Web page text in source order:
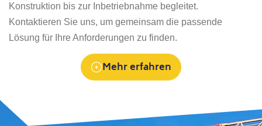
Konstruktion bis zur Inbetriebnahme begleitet.
Kontaktieren Sie uns, um gemeinsam die passende
Lösung für Ihre Anforderungen zu finden.
Mehr erfahren